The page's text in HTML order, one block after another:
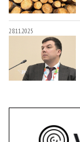
28.11.2025